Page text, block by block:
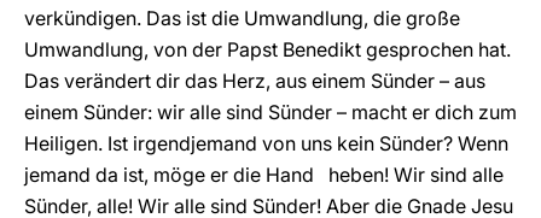
verkündigen. Das ist die Umwandlung, die große
Umwandlung, von der Papst Benedikt gesprochen hat.
Das verändert dir das Herz, aus einem Sünder – aus
einem Sünder: wir alle sind Sünder – macht er dich zum
Heiligen. Ist irgendjemand von uns kein Sünder? Wenn
jemand da ist, möge er die Hand heben! Wir sind alle
Sünder, alle! Wir alle sind Sünder! Aber die Gnade Jesu